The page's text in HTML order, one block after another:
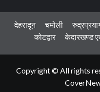
देहरादून चमोली
कोटद्वार
केदारखण्ड
Copyright © All rights